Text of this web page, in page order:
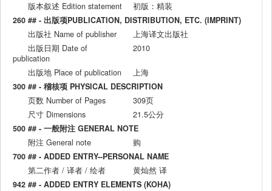
版本叙述 Edition statement
初版：精装
260 ## - 出版项PUBLICATION, DISTRIBUTION, ETC. (IMPRINT)
出版社 Name of publisher
上海译文出版社
出版日期 Date of
publication
2010
出版地 Place of publication
上海
300 ## - 稽核项 PHYSICAL DESCRIPTION
页数 Number of Pages
309页
尺寸 Dimensions
21.5公分
500 ## - 一般附注 GENERAL NOTE
附注 General note
购
700 ## - ADDED ENTRY--PERSONAL NAME
第二作者 / 译者 / 绘者
黄灿然 译
942 ## - ADDED ENTRY ELEMENTS (KOHA)